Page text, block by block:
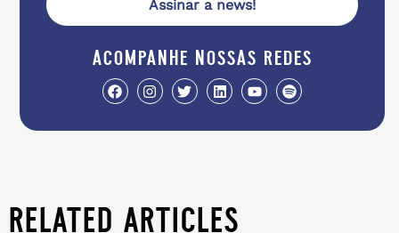
Assinar a news!
acompanhe nossas redes
related articles